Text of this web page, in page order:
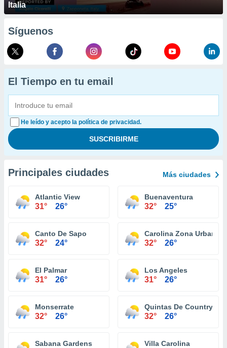
Italia
Síguenos
El Tiempo en tu email
He leído y acepto la política de privacidad.
Principales ciudades Más ciudades
Atlantic View
31° 26°
Buenaventura
32° 25°
Canto De Sapo
32° 24°
Carolina Zona Urbana
32° 26°
El Palmar
31° 26°
Los Angeles
31° 26°
Monserrate
32° 26°
Quintas De Country
32° 26°
Sabana Gardens Villa Carolina